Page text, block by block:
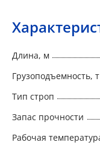
Длина, м
Грузоподъемность, т
Тип строп
Запас прочности
Рабочая